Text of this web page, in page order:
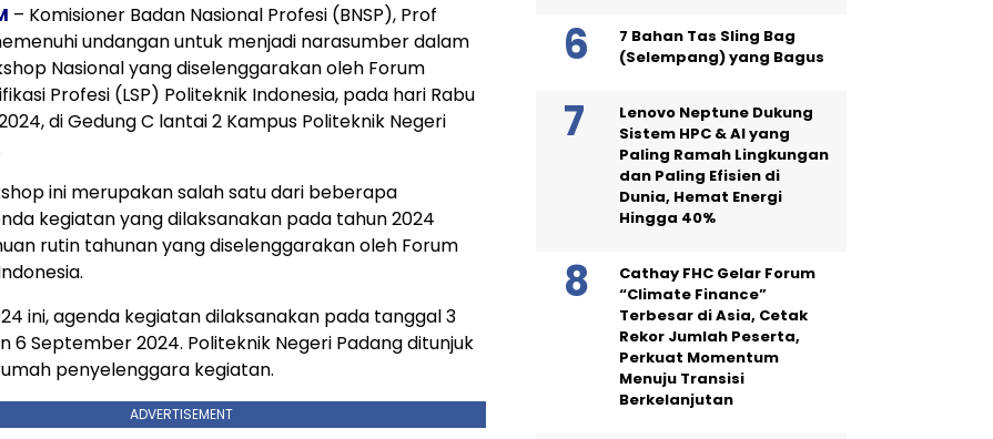
– Komisioner Badan Nasional Profesi (BNSP), Prof
undangan untuk menjadi narasumber dalam
Nasional yang diselenggarakan oleh Forum
Profesi (LSP) Politeknik Indonesia, pada hari Rabu
di Gedung C lantai 2 Kampus Politeknik Negeri
ini merupakan salah satu dari beberapa
kegiatan yang dilaksanakan pada tahun 2024
rutin tahunan yang diselenggarakan oleh Forum
ini, agenda kegiatan dilaksanakan pada tanggal 3
6 September 2024. Politeknik Negeri Padang ditunjuk
penyelenggara kegiatan.
ADVERTISEMENT
7 Bahan Tas Sling Bag
(Selempang) yang Bagus
Lenovo Neptune Dukung
Sistem HPC & AI yang
Paling Ramah Lingkungan
dan Paling Efisien di
Dunia, Hemat Energi
Hingga 40%
Cathay FHC Gelar Forum
“Climate Finance”
Terbesar di Asia, Cetak
Rekor Jumlah Peserta,
Perkuat Momentum
Menuju Transisi
Berkelanjutan